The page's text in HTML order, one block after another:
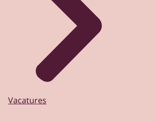
Vacatures